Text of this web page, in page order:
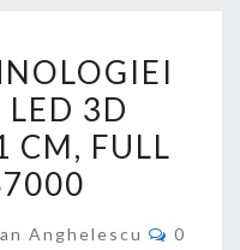
3D
CM, FULL
Anghelescu
0